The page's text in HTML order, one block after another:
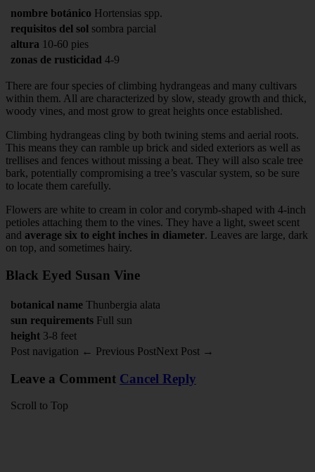
nombre botánico Hortensias spp.
requisitos del sol sombra parcial
altura 10-60 pies
zonas de rusticidad 4-9
There are four species of climbing hydrangeas and many cultivars
within them. All are characterized by slow, steady growth and thick,
woody vines, and most grow to great heights once established.
Climbing hydrangeas cling by both twining stems and aerial roots.
This means they can ramble up brick and sided exteriors as well as
trellises and fences without missing a beat. They will also scale tree
bark, potentially compromising a tree’s vascular system, so be sure
to locate them carefully.
Flowers are white to cream in color and corymb-shaped with 4-inch
petioles attaching them to the vines. They have a light, sweet scent
and average six to eight inches in diameter. Leaves are large, dark
on top, and sometimes hairy.
Black Eyed Susan Vine
botanical name Thunbergia alata
sun requirements Full sun
height 3-8 feet
Post navigation ← Previous PostNext Post →
Leave a Comment Cancel Reply
Scroll to Top